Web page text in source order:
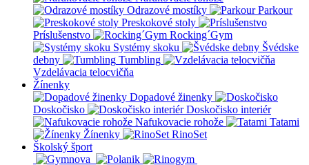
Odrazové mostíky
Parkour
Preskokové stoly
Príslušenstvo
Rocking´Gym
Systémy skoku
Švédske
debny
Tumbling
Vzdelávacia telocvičňa
Žínenky
Dopadové žinenky
Doskočisko
Doskočisko interiér
Nafukovacie rohože
Tatami
Žínenky
RinoSet
Školský šport